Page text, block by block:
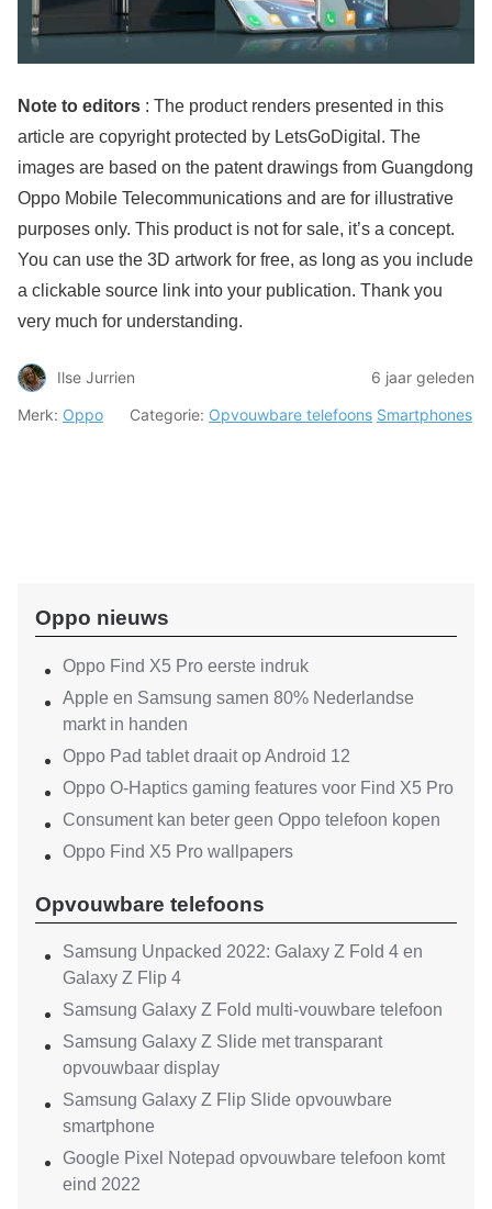
Note to editors : The product renders presented in this
article are copyright protected by LetsGoDigital. The
images are based on the patent drawings from Guangdong
Oppo Mobile Telecommunications and are for illustrative
purposes only. This product is not for sale, it’s a concept.
You can use the 3D artwork for free, as long as you include
a clickable source link into your publication. Thank you
very much for understanding.
Ilse Jurrien
6 jaar geleden
Merk: Oppo Categorie: Opvouwbare telefoons Smartphones
Oppo nieuws
Oppo Find X5 Pro eerste indruk
Apple en Samsung samen 80% Nederlandse
markt in handen
Oppo Pad tablet draait op Android 12
Oppo O-Haptics gaming features voor Find X5 Pro
Consument kan beter geen Oppo telefoon kopen
Oppo Find X5 Pro wallpapers
Opvouwbare telefoons
Samsung Unpacked 2022: Galaxy Z Fold 4 en
Galaxy Z Flip 4
Samsung Galaxy Z Fold multi-vouwbare telefoon
Samsung Galaxy Z Slide met transparant
opvouwbaar display
Samsung Galaxy Z Flip Slide opvouwbare
smartphone
Google Pixel Notepad opvouwbare telefoon komt
eind 2022